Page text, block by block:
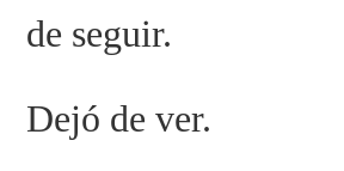
de seguir.
Dejó de ver.